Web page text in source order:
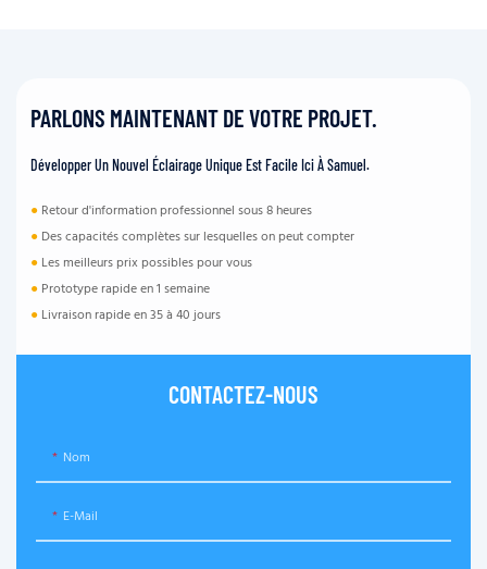
PARLONS MAINTENANT DE VOTRE PROJET.
Développer Un Nouvel Éclairage Unique Est Facile Ici À Samuel.
● Retour d'information professionnel sous 8 heures
● Des capacités complètes sur lesquelles on peut compter
● Les meilleurs prix possibles pour vous
● Prototype rapide en 1 semaine
● Livraison rapide en 35 à 40 jours
CONTACTEZ-NOUS
Nom
E-Mail